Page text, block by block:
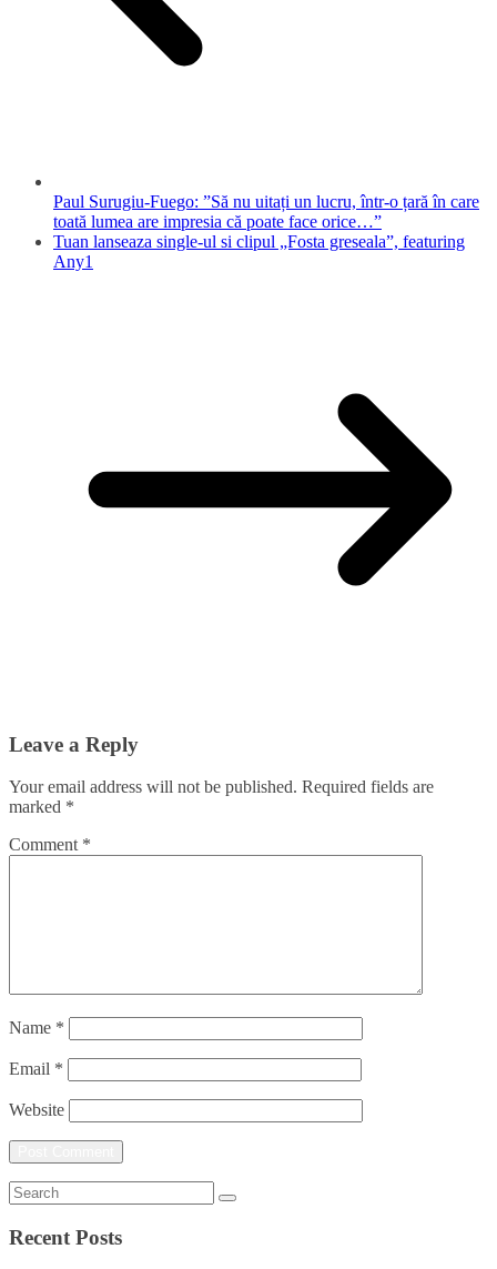
Paul Surugiu-Fuego: ”Să nu uitați un lucru, într-o țară în care
toată lumea are impresia că poate face orice…”
Tuan lanseaza single-ul si clipul „Fosta greseala”, featuring
Any1
Leave a Reply
Your email address will not be published. Required fields are
marked *
Comment *
Name *
Email *
Website
Recent Posts